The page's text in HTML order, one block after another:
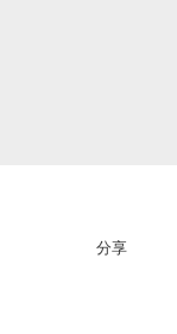
分享